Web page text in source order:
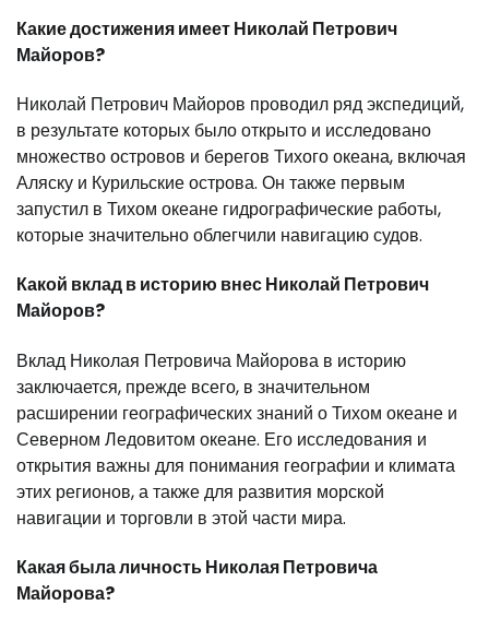
Какие достижения имеет Николай Петрович
Майоров?
Николай Петрович Майоров проводил ряд экспедиций,
в результате которых было открыто и исследовано
множество островов и берегов Тихого океана, включая
Аляску и Курильские острова. Он также первым
запустил в Тихом океане гидрографические работы,
которые значительно облегчили навигацию судов.
Какой вклад в историю внес Николай Петрович
Майоров?
Вклад Николая Петровича Майорова в историю
заключается, прежде всего, в значительном
расширении географических знаний о Тихом океане и
Северном Ледовитом океане. Его исследования и
открытия важны для понимания географии и климата
этих регионов, а также для развития морской
навигации и торговли в этой части мира.
Какая была личность Николая Петровича
Майорова?